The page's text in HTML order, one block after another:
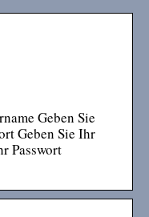
Geben Sie
Geben Sie Ihr
Passwort